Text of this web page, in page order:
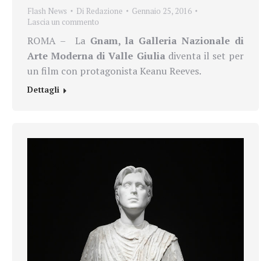
Flash News Di Redazione
Gennaio 25, 2016
Lascia un commento
ROMA – La Gnam, la Galleria Nazionale di
Arte Moderna di Valle Giuliadiventa il set per
un film con protagonista Keanu Reeves.
Dettagli